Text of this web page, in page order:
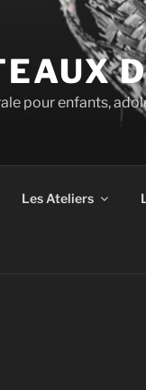
pour enfants,
Les Ateliers